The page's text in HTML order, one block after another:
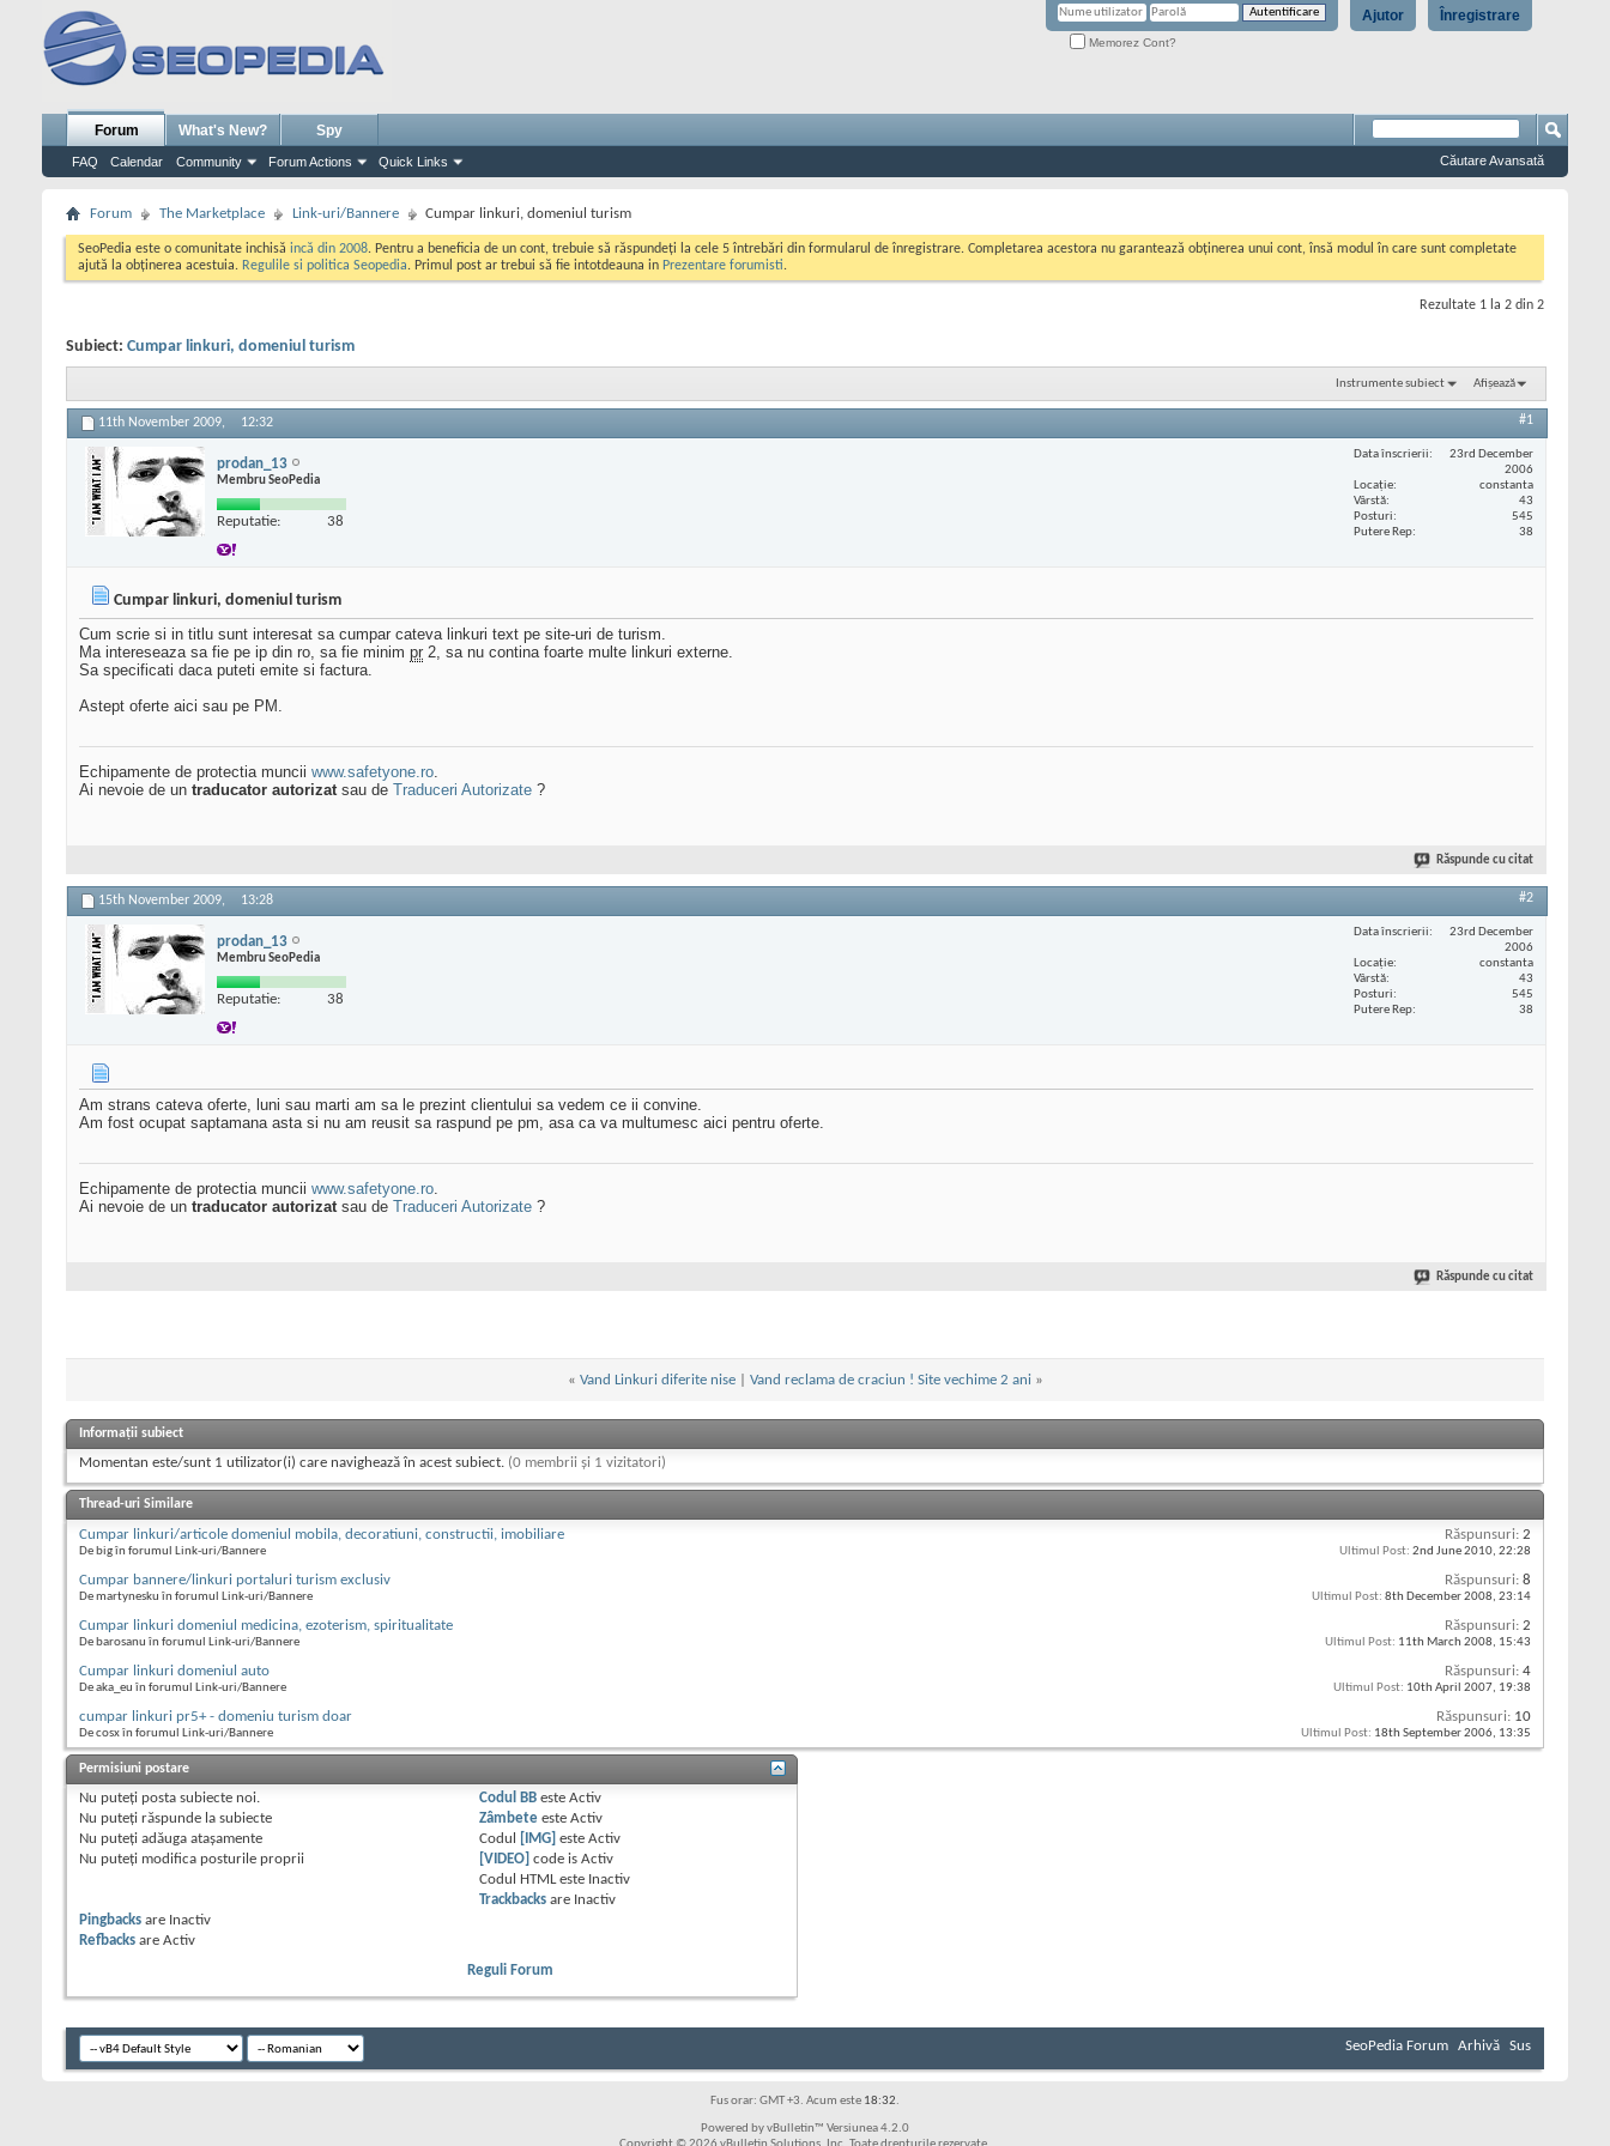
Înregistrare
Ajutor
Memorez Cont?
Forum
FAQ Calendar Community Forum Actions Quick Links
What's New? Spy
Căutare Avansată
Forum The Marketplace Link-uri/Bannere Cumpar linkuri, domeniul turism
SeoPedia este o comunitate inchisă incă din 2008. Pentru a beneficia de un cont, trebuie să răspundeți la cele 5 întrebări din formularul de înregistrare. Completarea acestora nu garantează obținerea unui cont, însă modul în care sunt completate
ajută la obținerea acestuia. Regulile si politica Seopedia. Primul post ar trebui să fie intotdeauna in Prezentare forumisti.
Rezultate 1 la 2 din 2
Subiect: Cumpar linkuri, domeniul turism
Instrumente subiect Afișează
11th November 2009, 12:32 #1
prodan_13
Membru SeoPedia
Reputatie: 38
Data înscrierii
23rd December
2006
Locaţie
constanta
Vârstă
43
Posturi
545
Putere Rep
38
Cumpar linkuri, domeniul turism
Cum scrie si in titlu sunt interesat sa cumpar cateva linkuri text pe site-uri de turism.
Ma intereseaza sa fie pe ip din ro, sa fie minim pr 2, sa nu contina foarte multe linkuri externe.
Sa specificati daca puteti emite si factura.
Astept oferte aici sau pe PM.
Echipamente de protectia muncii www.safetyone.ro.
Ai nevoie de un traducator autorizatsau de Traduceri Autorizate ?
Răspunde cu citat
15th November 2009, 13:28 #2
prodan_13
Membru SeoPedia
Reputatie: 38
Data înscrierii
23rd December
2006
Locaţie
constanta
Vârstă
43
Posturi
545
Putere Rep
38
Am strans cateva oferte, luni sau marti am sa le prezint clientului sa vedem ce ii convine.
Am fost ocupat saptamana asta si nu am reusit sa raspund pe pm, asa ca va multumesc aici pentru oferte.
Echipamente de protectia muncii www.safetyone.ro.
Ai nevoie de un traducator autorizatsau de Traduceri Autorizate ?
Răspunde cu citat
« Vand Linkuri diferite nise| Vand reclama de craciun ! Site vechime 2 ani »
Informații subiect
Momentan este/sunt 1 utilizator(i) care navighează în acest subiect. (0 membrii și 1 vizitatori)
Thread-uri Similare
Cumpar linkuri/articole domeniul mobila, decoratiuni, constructii, imobiliare
De big în forumul Link-uri/Bannere
Răspunsuri: 2
Ultimul Post: 2nd June 2010, 22:28
Cumpar bannere/linkuri portaluri turism exclusiv
De martynesku în forumul Link-uri/Bannere
Răspunsuri: 8
Ultimul Post: 8th December 2008, 23:14
Cumpar linkuri domeniul medicina, ezoterism, spiritualitate
De barosanu în forumul Link-uri/Bannere
Răspunsuri: 2
Ultimul Post: 11th March 2008, 15:43
Cumpar linkuri domeniul auto
De aka_eu în forumul Link-uri/Bannere
Răspunsuri: 4
Ultimul Post: 10th April 2007, 19:38
cumpar linkuri pr5+ - domeniu turism doar
De cosx în forumul Link-uri/Bannere
Răspunsuri: 10
Ultimul Post: 18th September 2006, 13:35
Permisiuni postare
Nu puteţi posta subiecte noi.
Nu puteţi răspunde la subiecte
Nu puteţi adăuga ataşamente
Nu puteţi modifica posturile proprii
Codul BB esteActiv
Zâmbete esteActiv
Codul
[IMG] esteActiv
[VIDEO] code isActiv
Codul HTML este Inactiv
Trackbacks are Inactiv
Pingbacks are Inactiv
Refbacks are Activ
Reguli Forum
SeoPedia Forum Arhivă Sus
Fus orar: GMT +3. Acum este 18:32.
Powered by vBulletin™ Versiunea 4.2.0